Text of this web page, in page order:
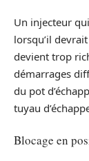
Un injecteur
lorsqu’il
devient trop
démarrages
du pot
tuyau
Blocage en